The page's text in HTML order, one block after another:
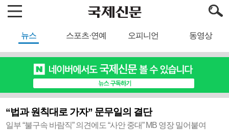
뉴스 스포츠·연예 오피니언 동영상
“법과 원칙대로 가자” 문무일의 결단
일부 “불구속 바람직” 의견에도 “사안 중대” MB 영장 밀어붙여